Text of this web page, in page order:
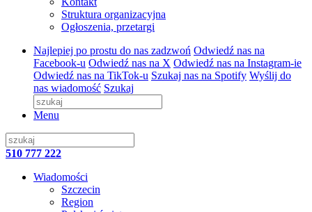
Struktura organizacyjna
Ogłoszenia, przetargi
Najlepiej po prostu do nas zadzwoń Odwiedź nas na
Facebook-u Odwiedź nas na X Odwiedź nas na Instagram-ie
Odwiedź nas na TikTok-u Szukaj nas na Spotify Wyślij do
nas wiadomość Szukaj
Menu
510 777 222
Wiadomości
Szczecin
Region